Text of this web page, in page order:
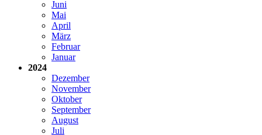
Juni
Mai
April
März
Februar
Januar
2024
Dezember
November
Oktober
September
August
Juli